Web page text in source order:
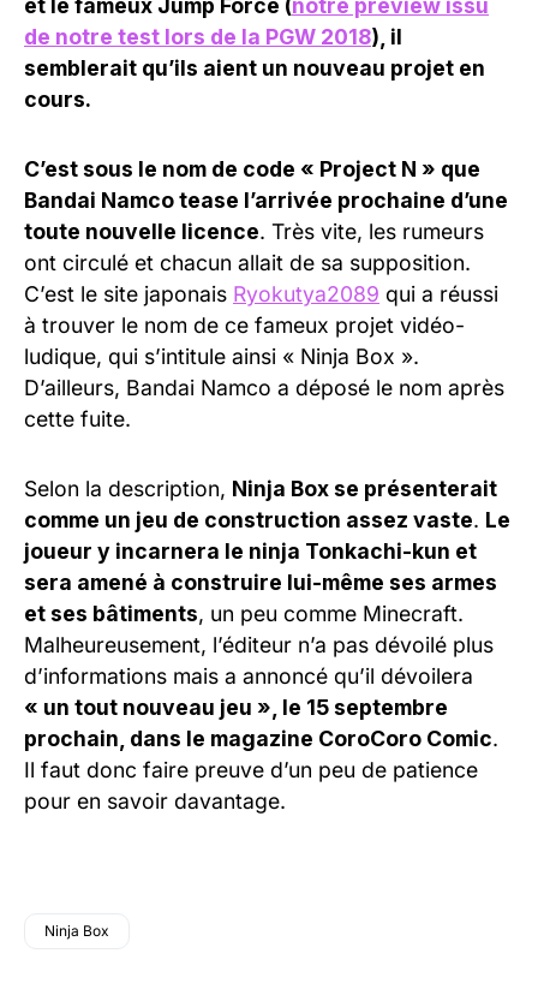
et le fameux Jump Force (notre preview issu
de notre test lors de la PGW 2018), il
semblerait qu’ils aient un nouveau projet en
cours.
C’est sous le nom de code « Project N » que
Bandai Namco tease l’arrivée prochaine d’une
toute nouvelle licence. Très vite, les rumeurs
ont circulé et chacun allait de sa supposition.
C’est le site japonais Ryokutya2089 qui a réussi
à trouver le nom de ce fameux projet vidéo-
ludique, qui s’intitule ainsi « Ninja Box ».
D’ailleurs, Bandai Namco a déposé le nom après
cette fuite.
Selon la description, Ninja Box se présenterait
comme un jeu de construction assez vaste. Le
joueur y incarnera le ninja Tonkachi-kun et
sera amené à construire lui-même ses armes
et ses bâtiments, un peu comme Minecraft.
Malheureusement, l’éditeur n’a pas dévoilé plus
d’informations mais a annoncé qu’il dévoilera
« un tout nouveau jeu », le 15 septembre
prochain, dans le magazine CoroCoro Comic.
Il faut donc faire preuve d’un peu de patience
pour en savoir davantage.
Ninja Box